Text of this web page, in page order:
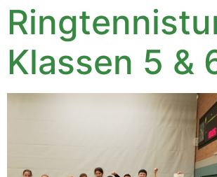
Klassen 5 &